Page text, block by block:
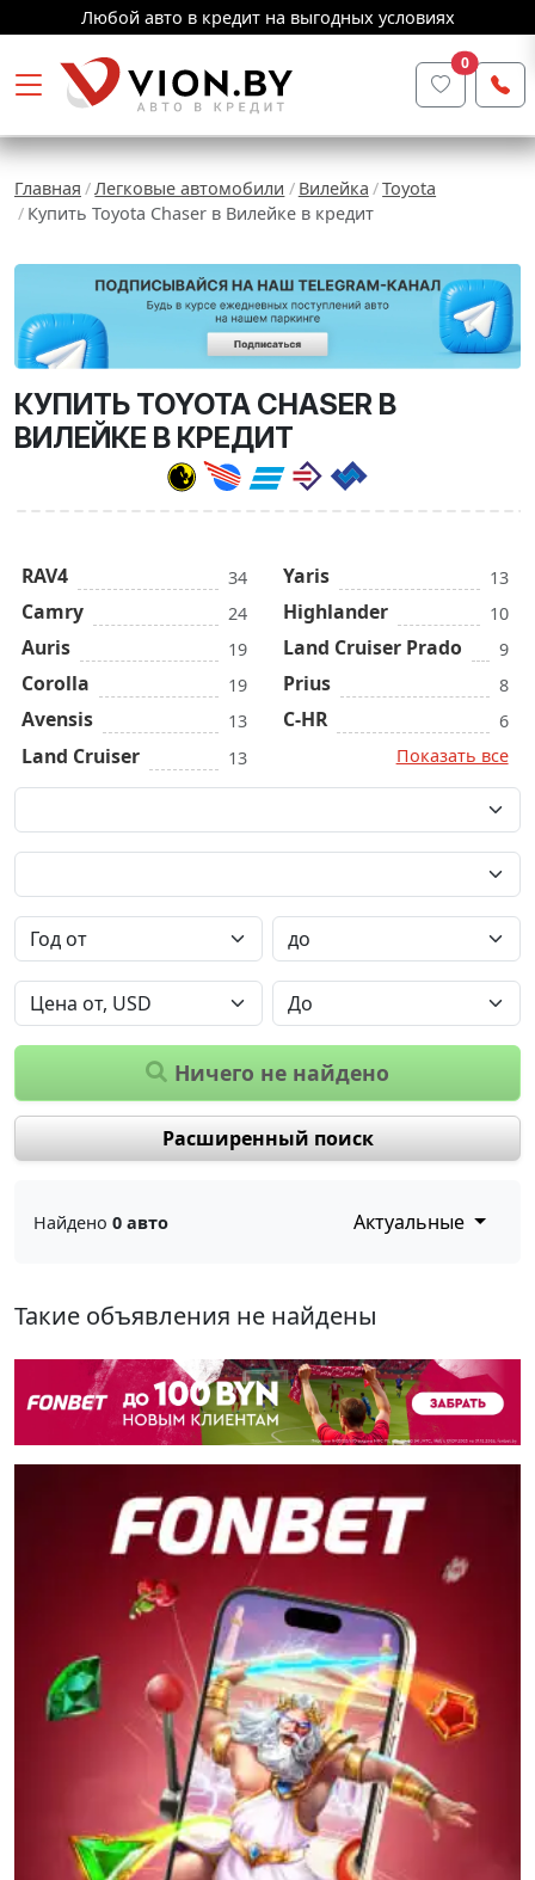
Любой авто в кредит на выгодных условиях
0
Главная Легковые автомобили Вилейка
Toyota
Купить Toyota Chaser в Вилейке в кредит
КУПИТЬ TOYOTA CHASER В
ВИЛЕЙКЕ В КРЕДИТ
RAV4 34
Camry 24
Auris 19
Corolla 19
Avensis 13
Land Cruiser 13
Yaris 13
Highlander 10
Land Cruiser Prado 9
Prius 8
C-HR
6
Показать все
Ничего не найдено
Расширенный поиск
Найдено 0 авто Актуальные
Такие объявления не найдены